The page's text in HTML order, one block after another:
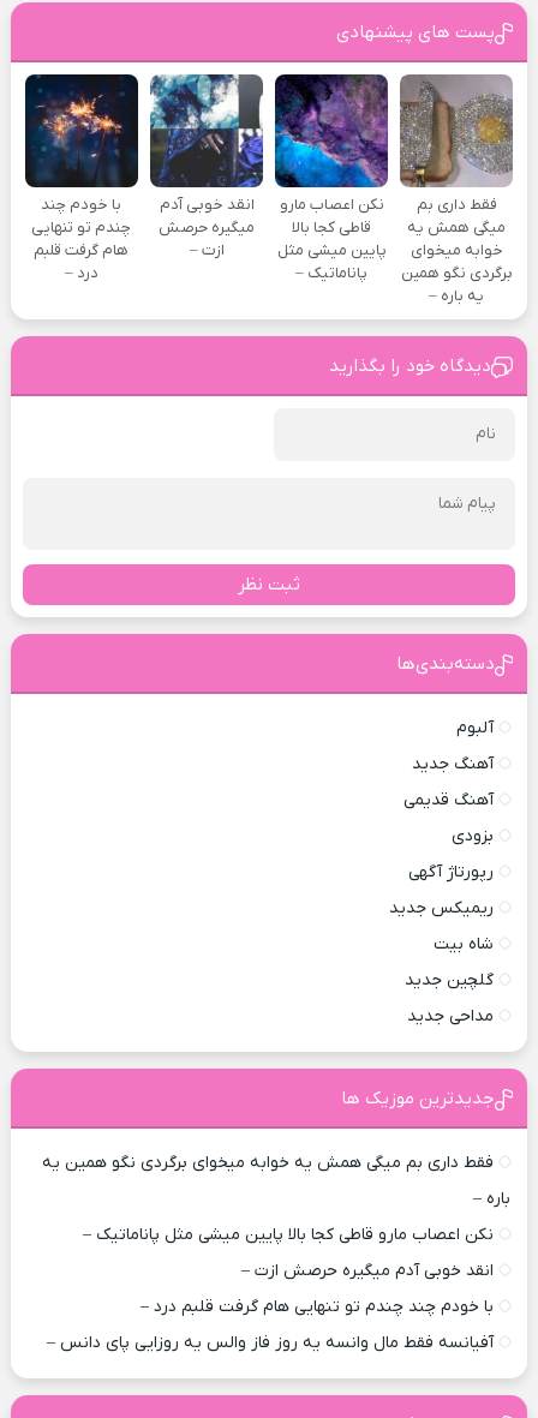
پست های پیشنهادی
فقط داری بم
میگی همش یه
خوابه میخوای
برگردی نگو همین
یه باره –
نکن اعصاب مارو
قاطی کجا بالا
پایین میشی مثل
پاناماتیک –
انقد خوبی آدم
میگیره حرصش
ازت –
با خودم چند
چندم تو تنهایی
هام گرفت قلبم
درد –
دیدگاه خود را بگذارید
ثبت نظر
دسته‌بندی‌ها
آلبوم
آهنگ جدید
آهنگ قدیمی
بزودی
رپورتاژ آگهی
ریمیکس جدید
شاه بیت
گلچین جدید
مداحی جدید
جدیدترین موزیک ها
فقط داری بم میگی همش یه خوابه میخوای برگردی نگو همین یه
باره –
نکن اعصاب مارو قاطی کجا بالا پایین میشی مثل پاناماتیک –
انقد خوبی آدم میگیره حرصش ازت –
با خودم چند چندم تو تنهایی هام گرفت قلبم درد –
آفیانسه فقط مال وانسه یه روز فاز والس یه روزایی پای دانس –